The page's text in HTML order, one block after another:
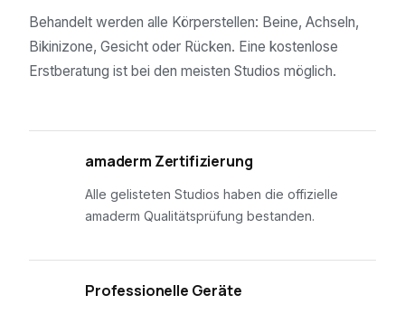
Behandelt werden alle Körperstellen: Beine, Achseln,
Bikinizone, Gesicht oder Rücken. Eine kostenlose
Erstberatung ist bei den meisten Studios möglich.
amaderm Zertifizierung
Alle gelisteten Studios haben die offizielle
amaderm Qualitätsprüfung bestanden.
Professionelle Geräte